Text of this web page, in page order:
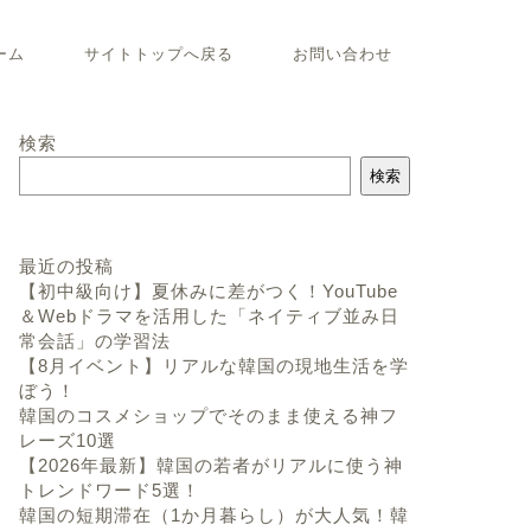
ム サイトトップへ戻る お問い合わせ
検索
検索
最近の投稿
【初中級向け】夏休みに差がつく！YouTube
＆Webドラマを活用した「ネイティブ並み日
常会話」の学習法
【8月イベント】リアルな韓国の現地生活を学
ぼう！
韓国のコスメショップでそのまま使える神フ
レーズ10選
【2026年最新】韓国の若者がリアルに使う神
トレンドワード5選！
韓国の短期滞在（1か月暮らし）が大人気！韓